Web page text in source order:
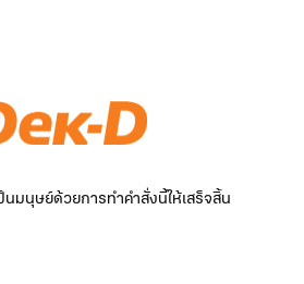
มนุษย์ด้วยการทำคำสั่งนี้ให้เสร็จสิ้น